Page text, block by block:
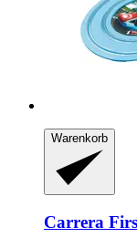
Warenkorb
Carrera